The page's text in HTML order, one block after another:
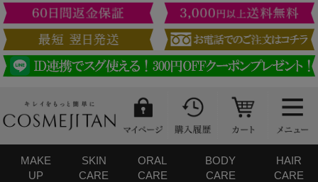
MAKE
UP
SKIN
CARE
ORAL
CARE
BODY
CARE
HAIR
CARE